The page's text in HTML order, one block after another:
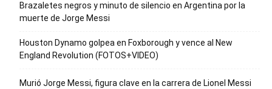
Brazaletes negros y minuto de silencio en Argentina por la
muerte de Jorge Messi
Houston Dynamo golpea en Foxborough y vence al New
England Revolution (FOTOS+VIDEO)
Murió Jorge Messi, figura clave en la carrera de Lionel Messi